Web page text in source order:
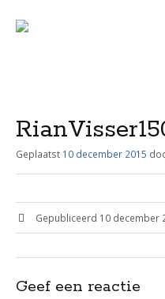
Geplaatst 10 december 2015
Gepubliceerd 10 december
Geef een reactie